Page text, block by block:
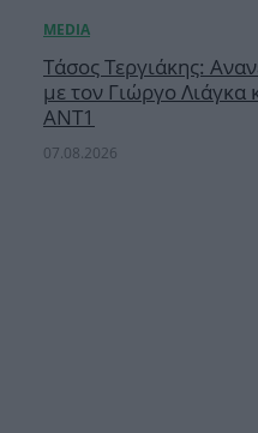
Τάσος Τεργιάκης:
με τον Γιώργο Λιάγκα
ΑΝΤ1
07.08.2026